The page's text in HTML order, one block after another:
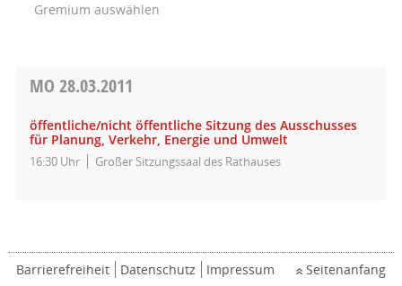
Gremium auswählen
MO 28.03.2011
öffentliche/nicht öffentliche Sitzung des Ausschusses
für Planung, Verkehr, Energie und Umwelt
16:30 Uhr Großer Sitzungssaal des Rathauses
Barrierefreiheit Datenschutz Impressum Seitenanfang